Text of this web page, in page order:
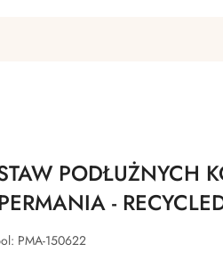
PODŁUŻNYCH
-
PMA-150622